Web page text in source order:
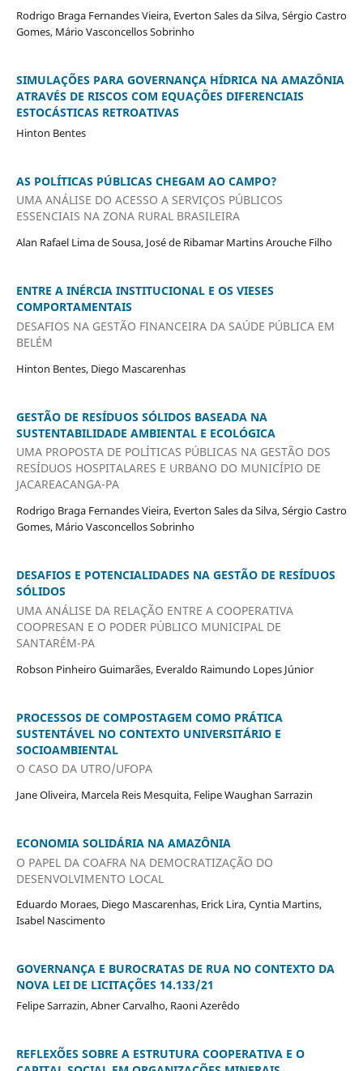
Rodrigo Braga Fernandes Vieira, Everton Sales da Silva, Sérgio Castro
Gomes, Mário Vasconcellos Sobrinho
SIMULAÇÕES PARA GOVERNANÇA HÍDRICA NA AMAZÔNIA
ATRAVÉS DE RISCOS COM EQUAÇÕES DIFERENCIAIS
ESTOCÁSTICAS RETROATIVAS
Hinton Bentes
AS POLÍTICAS PÚBLICAS CHEGAM AO CAMPO?
UMA ANÁLISE DO ACESSO A SERVIÇOS PÚBLICOS
ESSENCIAIS NA ZONA RURAL BRASILEIRA
Alan Rafael Lima de Sousa, José de Ribamar Martins Arouche Filho
ENTRE A INÉRCIA INSTITUCIONAL E OS VIESES
COMPORTAMENTAIS
DESAFIOS NA GESTÃO FINANCEIRA DA SAÚDE PÚBLICA EM
BELÉM
Hinton Bentes, Diego Mascarenhas
GESTÃO DE RESÍDUOS SÓLIDOS BASEADA NA
SUSTENTABILIDADE AMBIENTAL E ECOLÓGICA
UMA PROPOSTA DE POLÍTICAS PÚBLICAS NA GESTÃO DOS
RESÍDUOS HOSPITALARES E URBANO DO MUNICÍPIO DE
JACAREACANGA-PA
Rodrigo Braga Fernandes Vieira, Everton Sales da Silva, Sérgio Castro
Gomes, Mário Vasconcellos Sobrinho
DESAFIOS E POTENCIALIDADES NA GESTÃO DE RESÍDUOS
SÓLIDOS
UMA ANÁLISE DA RELAÇÃO ENTRE A COOPERATIVA
COOPRESAN E O PODER PÚBLICO MUNICIPAL DE
SANTARÉM-PA
Robson Pinheiro Guimarães, Everaldo Raimundo Lopes Júnior
PROCESSOS DE COMPOSTAGEM COMO PRÁTICA
SUSTENTÁVEL NO CONTEXTO UNIVERSITÁRIO E
SOCIOAMBIENTAL
O CASO DA UTRO/UFOPA
Jane Oliveira, Marcela Reis Mesquita, Felipe Waughan Sarrazin
ECONOMIA SOLIDÁRIA NA AMAZÔNIA
O PAPEL DA COAFRA NA DEMOCRATIZAÇÃO DO
DESENVOLVIMENTO LOCAL
Eduardo Moraes, Diego Mascarenhas, Erick Lira, Cyntia Martins,
Isabel Nascimento
GOVERNANÇA E BUROCRATAS DE RUA NO CONTEXTO DA
NOVA LEI DE LICITAÇÕES 14.133/21
Felipe Sarrazin, Abner Carvalho, Raoni Azerêdo
REFLEXÕES SOBRE A ESTRUTURA COOPERATIVA E O